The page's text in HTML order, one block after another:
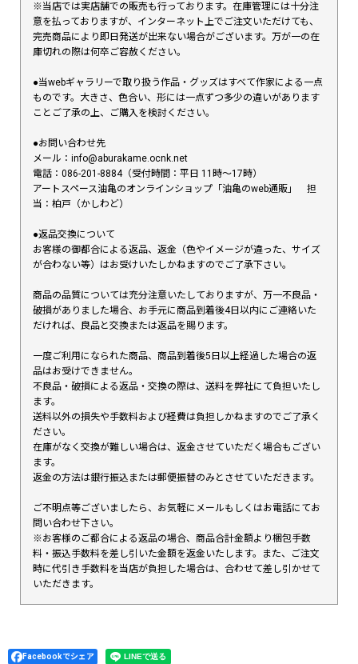
※当店では実店舗での販売も行っております。在庫管理には十分注
意を払っておりますが、インターネット上でご注文いただけても、
完売商品により即日発送が出来ない場合がございます。万が一の在
庫切れの際は何卒ご容赦ください。
●当webギャラリーで取り扱う作品・グッズはすべて作家による一点
ものです。大きさ、色合い、形には一点ずつ多少の違いがあります
ことご了承の上、ご購入を検討ください。
●お問い合わせ先
メール：info@aburakame.ocnk.net
電話：086-201-8884（受付時間：平日 11時〜17時）
アートスペース油亀のオンラインショップ「油亀のweb通販」 担
当：柏戸（かしわど）
●返品交換について
お客様の御都合による返品、返金（色やイメージが違った、サイズ
が合わない等）はお受けいたしかねますのでご了承下さい。
商品の品質については充分注意いたしておりますが、万一不良品・
破損がありました場合、お手元に商品到着後4日以内にご連絡いた
だければ、良品と交換または返品を賜ります。
一度ご利用になられた商品、商品到着後5日以上経過した場合の返
品はお受けできません。
不良品・破損による返品・交換の際は、送料を弊社にて負担いたし
ます。
送料以外の損失や手数料および経費は負担しかねますのでご了承く
ださい。
在庫がなく交換が難しい場合は、返金させていただく場合もござい
ます。
返金の方法は銀行振込または郵便振替のみとさせていただきます。
ご不明点等ございましたら、お気軽にメールもしくはお電話にてお
問い合わせ下さい。
※お客様のご都合による返品の場合、商品合計金額より梱包手数
料・振込手数料を差し引いた金額を返金いたします。また、ご注文
時に代引き手数料を当店が負担した場合は、合わせて差し引かせて
いただきます。
Facebookでシェア